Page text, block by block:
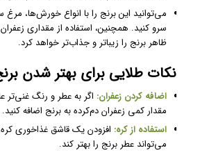
می‌توانید این برنج را با انواع خورش‌ها،
سرو کنید. همچنین، استفاده از مقداری
ظاهر برنج را زیباتر و جذاب‌تر خواهد کرد.
نکات طلایی برای بهتر شدن
اضافه کردن زعفران: اگر به عطر و رنگ غنی‌تر
مقدار کمی زعفران دم‌کرده به برنج اضافه کنید.
استفاده از کره: افزودن یک قاشق غذاخوری
می‌تواند عطر برنج را بهتر کند.